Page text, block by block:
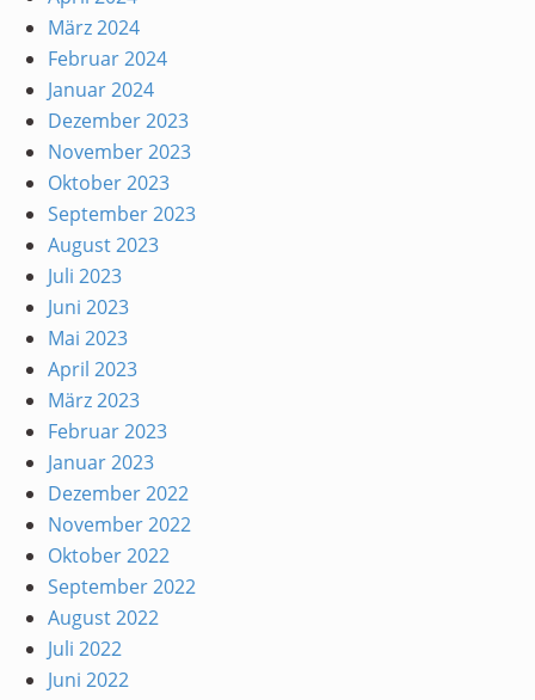
März 2024
Februar 2024
Januar 2024
Dezember 2023
November 2023
Oktober 2023
September 2023
August 2023
Juli 2023
Juni 2023
Mai 2023
April 2023
März 2023
Februar 2023
Januar 2023
Dezember 2022
November 2022
Oktober 2022
September 2022
August 2022
Juli 2022
Juni 2022